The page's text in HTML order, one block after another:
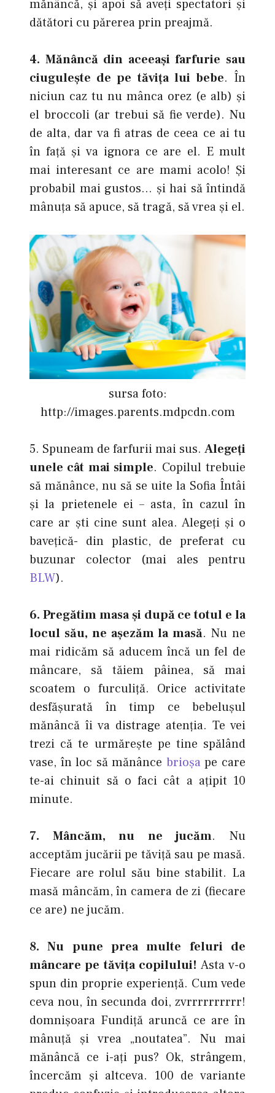
mănâncă, şi apoi să aveţi spectatori şi
dătători cu părerea prin preajmă.
4. Mănâncă din aceeaşi farfurie sau
ciuguleşte de pe tăviţa lui bebe. În
niciun caz tu nu mânca orez (e alb) şi
el broccoli (ar trebui să fie verde). Nu
de alta, dar va fi atras de ceea ce ai tu
în faţă şi va ignora ce are el. E mult
mai interesant ce are mami acolo! Şi
probabil mai gustos… şi hai să întindă
mânuţa să apuce, să tragă, să vrea şi el.
sursa foto:
http://images.parents.mdpcdn.com
5. Spuneam de farfurii mai sus. Alegeţi
unele cât mai simple. Copilul trebuie
să mănânce, nu să se uite la Sofia Întâi
şi la prietenele ei – asta, în cazul în
care ar şti cine sunt alea. Alegeţi şi o
baveţică- din plastic, de preferat cu
buzunar colector (mai ales pentru
BLW).
6. Pregătim masa şi după ce totul e la
locul său, ne aşezăm la masă. Nu ne
mai ridicăm să aducem încă un fel de
mâncare, să tăiem pâinea, să mai
scoatem o furculiţă. Orice activitate
desfăşurată în timp ce bebeluşul
mănâncă îi va distrage atenţia. Te vei
trezi că te urmăreşte pe tine spălând
vase, în loc să mănânce brioşa pe care
te-ai chinuit să o faci cât a aţipit 10
minute.
7. Mâncăm, nu ne jucăm. Nu
acceptăm jucării pe tăviţă sau pe masă.
Fiecare are rolul său bine stabilit. La
masă mâncăm, în camera de zi (fiecare
ce are) ne jucăm.
8. Nu pune prea multe feluri de
mâncare pe tăviţa copilului! Asta v-o
spun din proprie experienţă. Cum vede
ceva nou, în secunda doi, zvrrrrrrrrrr!
domnişoara Fundiţă aruncă ce are în
mânuţă şi vrea „noutatea”. Nu mai
mănâncă ce i-aţi pus? Ok, strângem,
încercăm şi altceva. 100 de variante